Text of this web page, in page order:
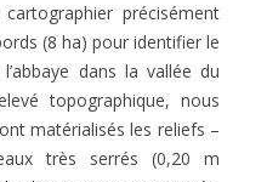
précisément
(8 ha) pour identifier le
dans la vallée du
topographique, nous
matérialisés les reliefs –
très serrés (0,20 m